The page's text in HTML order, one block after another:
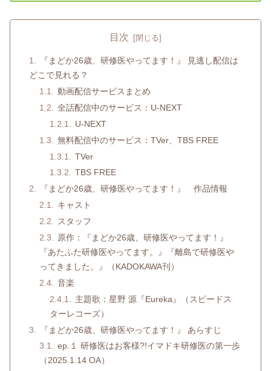
目次
『まどか26歳、研修医やってます！』 見逃し配信は
どこで見れる？
動画配信サービスまとめ
全話配信中のサービス：U-NEXT
U-NEXT
無料配信中のサービス：TVer、TBS FREE
TVer
TBS FREE
『まどか26歳、研修医やってます！』 作品情報
キャスト
スタッフ
原作：『まどか26歳、研修医やってます！』
『あたふた研修医やってます。』『離島で研修医や
ってきました。』（KADOKAWA刊）
音楽
主題歌：星野 源『Eureka』（スピードス
ターレコーズ）
『まどか26歳、研修医やってます！』 あらすじ
ep.１ 研修医はお客様?!イマドキ研修医の第一歩
（2025.1.14 OA）